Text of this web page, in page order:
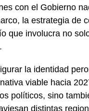
con el Gobierno
la estrategia de
que involucra no
la identidad
viable hacia
políticos, sino
distintas